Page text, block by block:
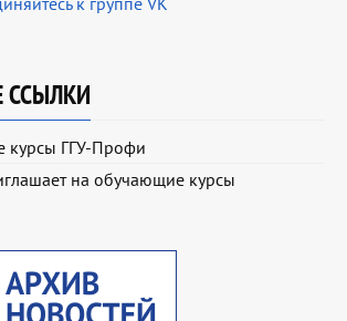
ССЫЛКИ
курсы ГГУ-Профи
на обучающие курсы